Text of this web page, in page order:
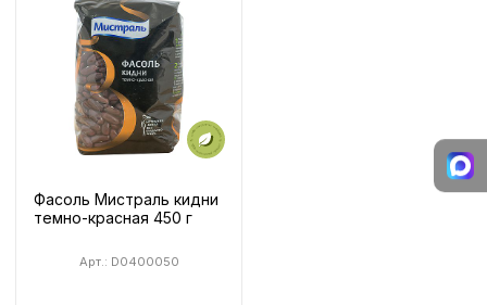
Фасоль Мистраль кидни
темно-красная 450 г
Арт.: D0400050